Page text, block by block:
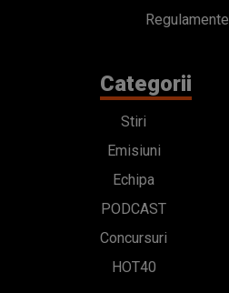
Regulamente
Categorii
Stiri
Emisiuni
Echipa
PODCAST
Concursuri
HOT40